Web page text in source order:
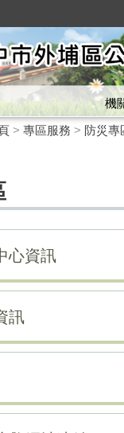
機
> 專區服務 > 防災專
心資訊
訊